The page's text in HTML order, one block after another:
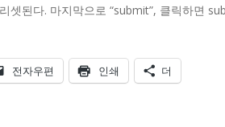
셋된다. 마지막으로 “submit”, 클릭하면
전자우편 인쇄 더